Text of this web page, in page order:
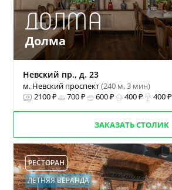
Долма
Невский пр., д. 23
м. Невский проспект(240 м, 3 мин)
2100 ₽
700 ₽ 600 ₽ 400 ₽ 400 ₽
ЗАКАЗАТЬ СТОЛИК
РЕСТОРАН
ЛЕТНЯЯ ВЕРАНДА